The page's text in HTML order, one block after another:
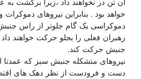
آن تن در نخواهند داد ،زیرا برگشت
خواهد بود . بنابراین نیروهای
دموکراسی یک گام جلوتر از راس
رهبران فعلی را بجلو حرکت خواهند داد
جنبش حرکت کند.
نیروهای متشکله جنبش سبز که عمدتا
دست و فرودست از نظر دهک های